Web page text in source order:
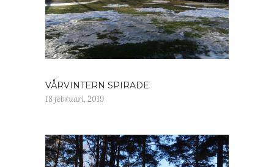
VÅRVINTERN SPIRADE
18 februari, 2019